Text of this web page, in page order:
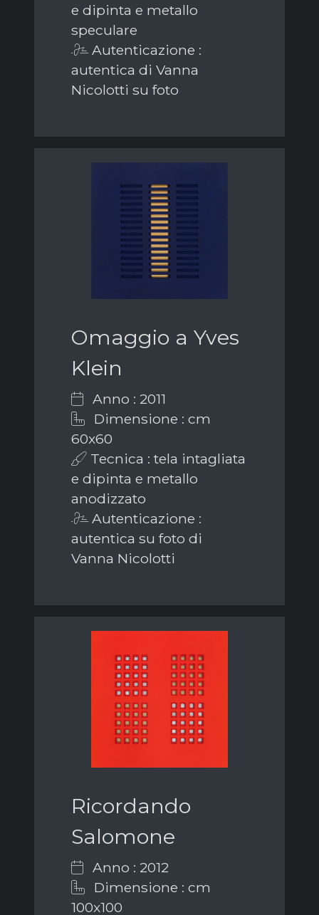
e dipinta e metallo
speculare
Autenticazione :
autentica di Vanna
Nicolotti su foto
Omaggio a Yves
Klein
Anno : 2011
Dimensione : cm
60x60
Tecnica : tela intagliata
e dipinta e metallo
anodizzato
Autenticazione :
autentica su foto di
Vanna Nicolotti
Ricordando
Salomone
Anno : 2012
Dimensione : cm
100x100